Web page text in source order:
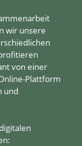
wir unsere
von einer
Plattform
und